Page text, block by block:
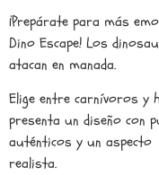
¡Prepárate para más
Dino Escape! Los
atacan en manada.
Elige entre carnívoros y
presenta un diseño con
auténticos y un aspecto
realista.